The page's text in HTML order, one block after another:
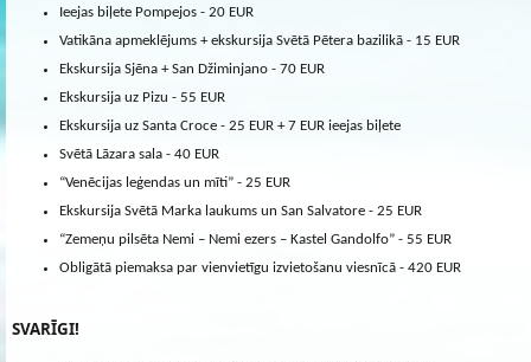
Ieejas biļete Pompejos - 20 EUR
Vatikāna apmeklējums + ekskursija Svētā Pētera bazilikā - 15 EUR
Ekskursija Sjēna + San Džiminjano - 70 EUR
Ekskursija uz Pizu - 55 EUR
Ekskursija uz Santa Croce - 25 EUR + 7 EUR ieejas biļete
Svētā Lāzara sala - 40 EUR
“Venēcijas leģendas un mīti” - 25 EUR
Ekskursija Svētā Marka laukums un San Salvatore - 25 EUR
“Zemeņu pilsēta Nemi – Nemi ezers – Kastel Gandolfo” - 55 EUR
Obligātā piemaksa par vienvietīgu izvietošanu viesnīcā - 420 EUR
SVARĪGI!